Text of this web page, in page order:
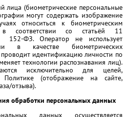
лица (биометрические персональные
могут содержать изображение
относиться к биометрическим
соответствии со статьёй 11
ФЗ. Оператор не использует
в качестве биометрических
идентификацию личности по
технологии распознавания лиц).
исключительно для целей,
(отображение на сайте,
отзыва).
обработки персональных данных